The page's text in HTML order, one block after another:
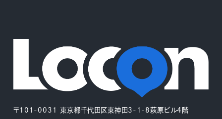
〒101-0031 東京都千代田区東神田3-1-8萩原ビル4階